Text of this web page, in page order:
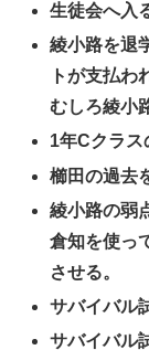
生徒会へ入
綾小路を退
トが支払わ
むしろ綾小
1年Cクラス
櫛田の過去
綾小路の弱
倉知を使っ
させる。
サバイバル
サバイバル